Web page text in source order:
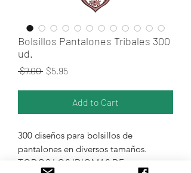
Bolsillos Pantalones Tribales 300
ud.
$7.00 Regular Price
$5.95Sale Price
Add to Cart
300 diseños para bolsillos de
pantalones en diversos tamaños.
TODOS LOS IDIOMAS DE